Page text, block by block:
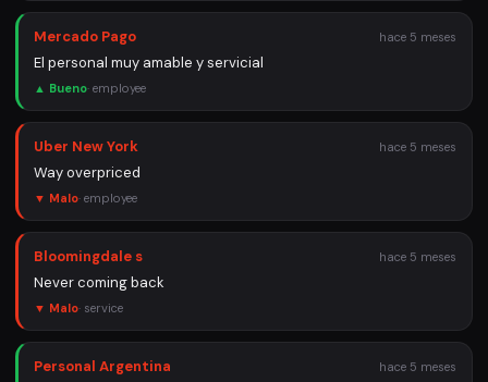
Mercado Pago hace 5 meses
El personal muy amable y servicial
▲ Bueno· employee
Uber New York hace 5 meses
Way overpriced
▼ Malo· employee
Bloomingdale s hace 5 meses
Never coming back
▼ Malo· service
Personal Argentina hace 5 meses